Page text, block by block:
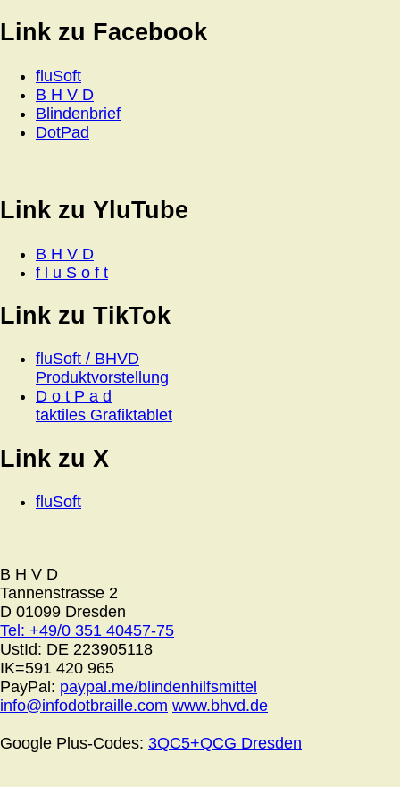
Link zu Facebook
fluSoft
B H V D
Blindenbrief
DotPad
Link zu YluTube
B H V D
f l u S o f t
Link zu TikTok
fluSoft / BHVD
Produktvorstellung
D o t P a d
taktiles Grafiktablet
Link zu X
fluSoft
B H V D
Tannenstrasse 2
D 01099 Dresden
Tel: +49/0 351 40457-75
UstId: DE 223905118
IK=591 420 965
PayPal: paypal.me/blindenhilfsmittel
info@infodotbraille.com www.bhvd.de
Google Plus-Codes: 3QC5+QCG Dresden